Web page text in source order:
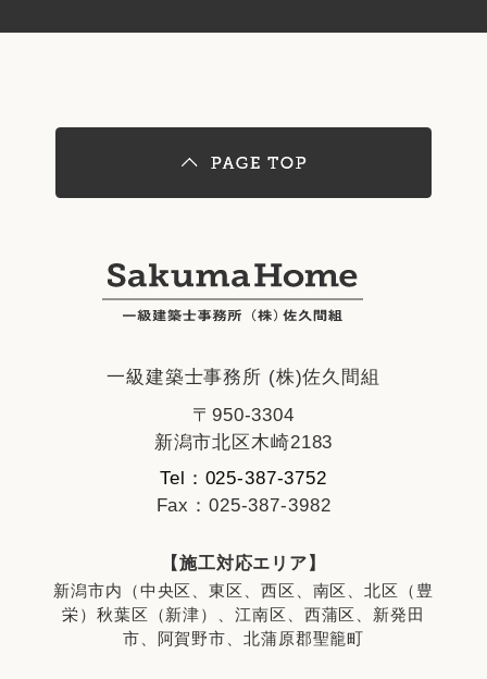
一級建築士事務所 (株)佐久間組
〒950-3304
新潟市北区木崎2183
Tel：025-387-3752
Fax：025-387-3982
【施工対応エリア】
新潟市内（中央区、東区、西区、南区、北区（豊
栄）秋葉区（新津）、江南区、西蒲区、新発田
市、阿賀野市、北蒲原郡聖籠町